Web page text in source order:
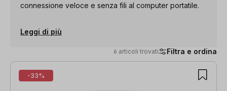
connessione veloce e senza fili al computer portatile.
Leggi di più
6 articoli trovati Filtra e ordina
6 articoli trovati
-33%